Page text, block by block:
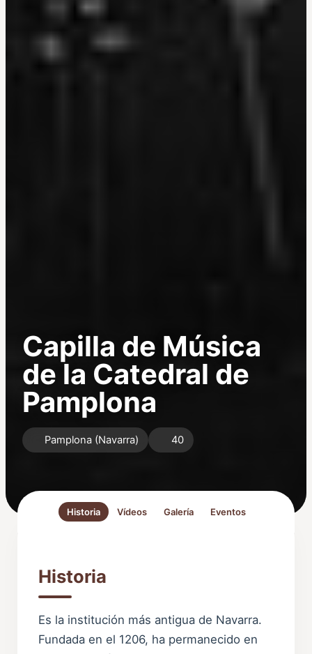
Capilla de Música
de la Catedral de
Pamplona
Pamplona (Navarra) 40
Historia Vídeos Galería Eventos
Historia
Es la institución más antigua de Navarra.
Fundada en el 1206, ha permanecido en